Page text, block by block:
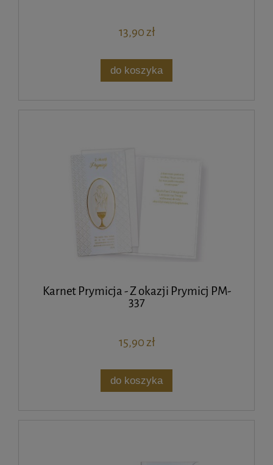
13,90 zł
do koszyka
Karnet Prymicja - Z okazji Prymicj PM-
337
15,90 zł
do koszyka